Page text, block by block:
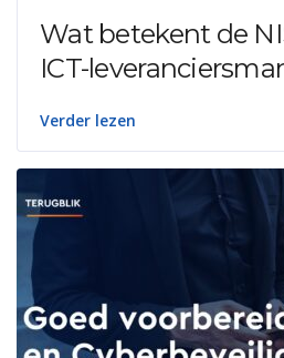
Wat betekent de
ICT-
Verder lezen